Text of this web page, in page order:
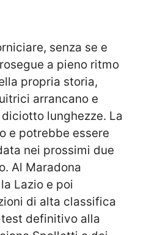
senza se e
a pieno ritmo
propria storia,
arrancano e
lunghezze. La
e potrebbe essere
nei prossimi due
Al Maradona
Lazio e poi
di alta classifica
definitivo alla